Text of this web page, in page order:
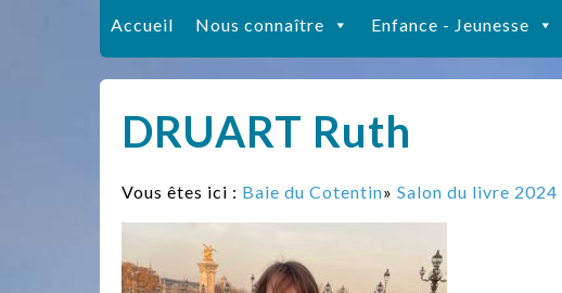
Accueil Nous connaître Enfance - Jeunesse
DRUART Ruth
Vous êtes ici : Baie du Cotentin» Salon du livre 2024